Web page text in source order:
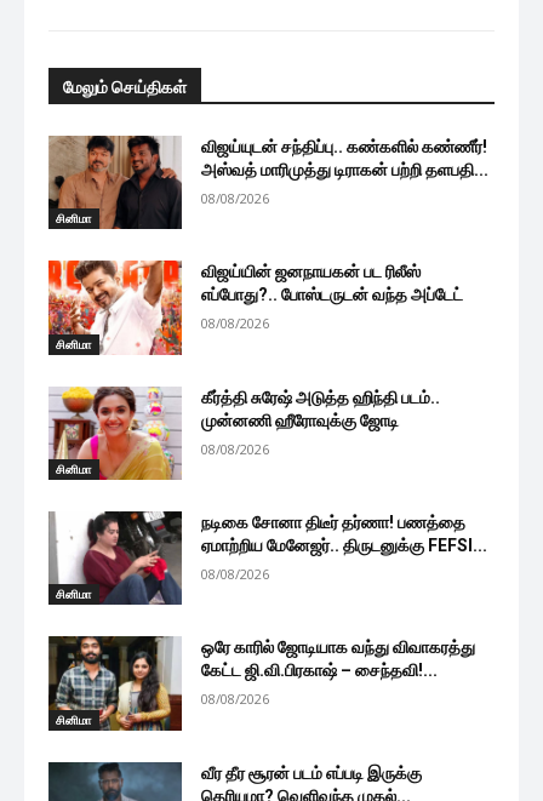
மேலும் செய்திகள்
சினிமா
விஜய்யுடன் சந்திப்பு.. கண்களில் கண்ணீர்!
அஸ்வத் மாரிமுத்து டிராகன் பற்றி தளபதி...
08/08/2026
சினிமா
விஜய்யின் ஜனநாயகன் பட ரிலீஸ்
எப்போது?.. போஸ்டருடன் வந்த அப்டேட்
08/08/2026
சினிமா
கீர்த்தி சுரேஷ் அடுத்த ஹிந்தி படம்..
முன்னணி ஹீரோவுக்கு ஜோடி
08/08/2026
சினிமா
நடிகை சோனா திடீர் தர்ணா! பணத்தை
ஏமாற்றிய மேனேஜர்.. திருடனுக்கு FEFSI...
08/08/2026
சினிமா
ஒரே காரில் ஜோடியாக வந்து விவாகரத்து
கேட்ட ஜி.வி.பிரகாஷ் – சைந்தவி!...
08/08/2026
வீர தீர சூரன் படம் எப்படி இருக்கு
தெரியுமா? வெளிவந்த முதல்...